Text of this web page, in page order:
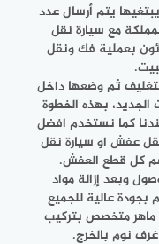
يتم أرسال عدد
مع سيارة نقل
بعملية فك ونقل
ثم وضعها داخل
بهذه الخطوة
كما نستخدم افضل
عفش او سيارة نقل
كل قطع العفش.
وبعد إزالة مواد
بجودة عالية للجميع
ماهر متخصص بتركيب
نوم بالخرج.